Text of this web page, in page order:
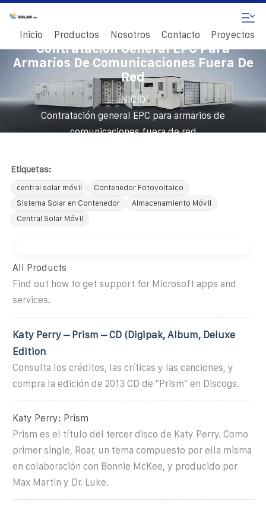
Inicio Productos Nosotros Contacto Proyectos
Contratación General EPC Para
Armarios De Comunicaciones Fuera De
Red
INICIO/
Contratación general EPC para armarios de
comunicaciones fuera de red
Etiquetas:
central solar móvil
Contenedor Fotovoltaico
Sistema Solar en Contenedor
Almacenamiento Móvil
Central Solar Móvil
All Products
Find out how to get support for Microsoft apps and
services.
Katy Perry – Prism – CD (Digipak, Album, Deluxe
Edition
Consulta los créditos, las críticas y las canciones, y
compra la edición de 2013 CD de "Prism" en Discogs.
Katy Perry: Prism
Prism es el título del tercer disco de Katy Perry. Como
primer single, Roar, un tema compuesto por ella misma
en colaboración con Bonnie McKee, y producido por
Max Martin y Dr. Luke.